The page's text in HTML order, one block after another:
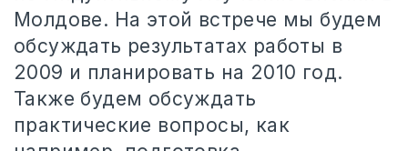
Молдове. На этой встрече мы будем
обсуждать результатах работы в
2009 и планировать на 2010 год.
Также будем обсуждать
практические вопросы, как